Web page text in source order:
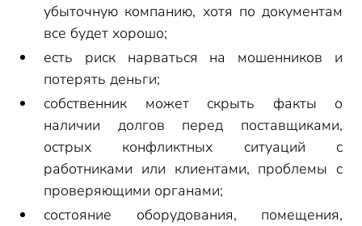
убыточную компанию, хотя по документам
все будет хорошо;
есть риск нарваться на мошенников и
потерять деньги;
собственник может скрыть факты о
наличии долгов перед поставщиками,
острых конфликтных ситуаций с
работниками или клиентами, проблемы с
проверяющими органами;
состояние оборудования, помещения,